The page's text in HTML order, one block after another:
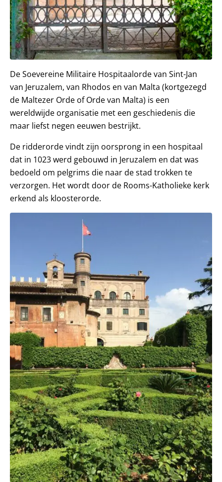
De Soevereine Militaire Hospitaalorde van Sint-Jan
van Jeruzalem, van Rhodos en van Malta (kortgezegd
de Maltezer Orde of Orde van Malta) is een
wereldwijde organisatie met een geschiedenis die
maar liefst negen eeuwen bestrijkt.
De ridderorde vindt zijn oorsprong in een hospitaal
dat in 1023 werd gebouwd in Jeruzalem en dat was
bedoeld om pelgrims die naar de stad trokken te
verzorgen. Het wordt door de Rooms-Katholieke kerk
erkend als kloosterorde.